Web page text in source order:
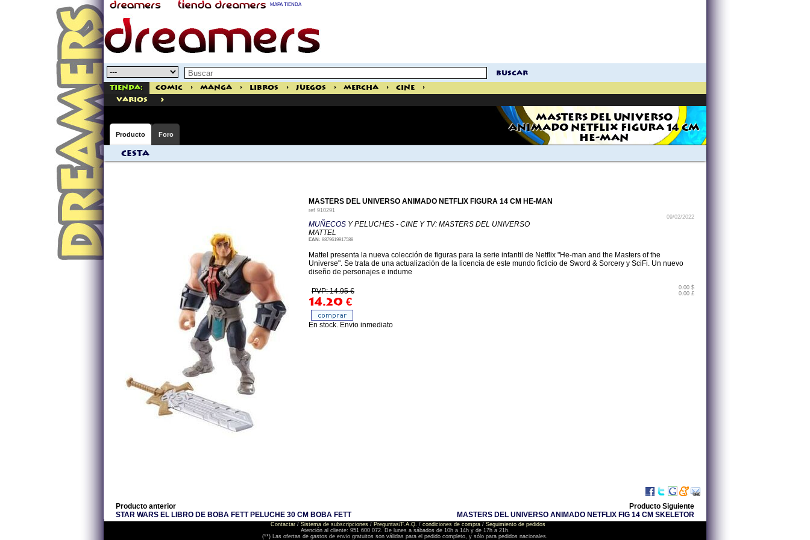
MAPA TIENDA
buscar
Tienda: Comic > Manga > Libros > Juegos > Mercha > Cine
>
varios
>
MASTERS DEL UNIVERSO
ANIMADO NETFLIX FIGURA 14 CM
HE-MAN
Producto Foro
Cesta
MASTERS DEL UNIVERSO ANIMADO NETFLIX FIGURA 14 CM HE-MAN
ref 910291
09/02/2022
MUÑECOS Y PELUCHES - CINE Y TV: MASTERS DEL UNIVERSO
MATTEL
EAN: 8879619917588
Mattel presenta la nueva colección de figuras para la serie infantil de Netflix "He-man and the Masters of the
Universe". Se trata de una actualización de la licencia de este mundo ficticio de Sword & Sorcery y SciFi. Un nuevo
diseño de personajes e indume
PVP: 14.95 €
14.20 €
0.00 $
0.00 £
En stock. Envio inmediato
Producto anterior
STAR WARS EL LIBRO DE BOBA FETT PELUCHE 30 CM BOBA FETT
Producto Siguiente
MASTERS DEL UNIVERSO ANIMADO NETFLIX FIG 14 CM SKELETOR
Contactar / Sistema de subscripciones / Preguntas/F.A.Q. / condiciones de compra / Seguimiento de pedidos
Atención al cliente: 951 600 072. De lunes a sábados de 10h a 14h y de 17h a 21h.
(**) Las ofertas de gastos de envio gratuitos son válidas para el pedido completo, y sólo para pedidos nacionales.